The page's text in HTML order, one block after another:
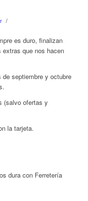
/
es duro, finalizan
que nos hacen
de septiembre y octubre
(salvo ofertas y
la tarjeta.
dura con Ferretería